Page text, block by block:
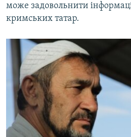
може задовольнити
кримських татар.